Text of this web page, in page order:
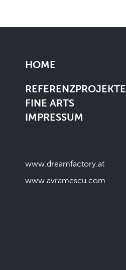
HOME
REFERENZPROJEKTE
FINE ARTS
IMPRESSUM
www.dreamfactory.at
www.avramescu.com